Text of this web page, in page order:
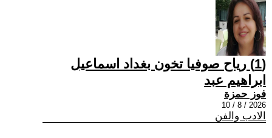
(1) رياح صوفيا تخون بغداد اسماعيل
ابراهيم عبد
فوز حمزة
2026 / 8 / 10
الادب والفن